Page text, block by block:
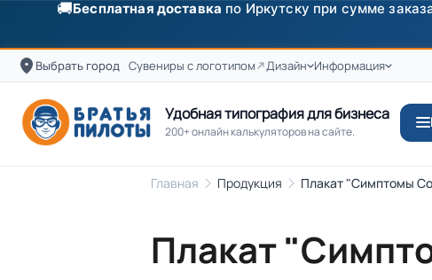
🚚Бесплатная доставка по Иркутску при сумме
Выбрать город Сувениры с логотипом Дизайн Информация
Удобная типография для бизнеса
200+ онлайн калькуляторов на сайте.
Главная Продукция Плакат "Симптомы
Плакат